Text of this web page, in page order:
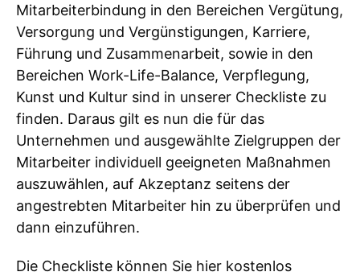
Mitarbeiterbindung in den Bereichen Vergütung,
Versorgung und Vergünstigungen, Karriere,
Führung und Zusammenarbeit, sowie in den
Bereichen Work-Life-Balance, Verpflegung,
Kunst und Kultur sind in unserer Checkliste zu
finden. Daraus gilt es nun die für das
Unternehmen und ausgewählte Zielgruppen der
Mitarbeiter individuell geeigneten Maßnahmen
auszuwählen, auf Akzeptanz seitens der
angestrebten Mitarbeiter hin zu überprüfen und
dann einzuführen.
Die Checkliste können Sie hier kostenlos